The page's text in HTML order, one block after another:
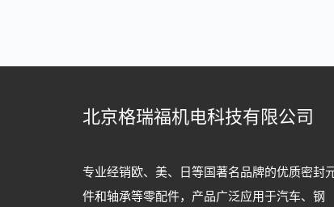
北京格瑞福机电科技有限公司
专业经销欧、美、日等国著名品牌的优质密封
件和轴承等零配件，产品广泛应用于汽车、钢